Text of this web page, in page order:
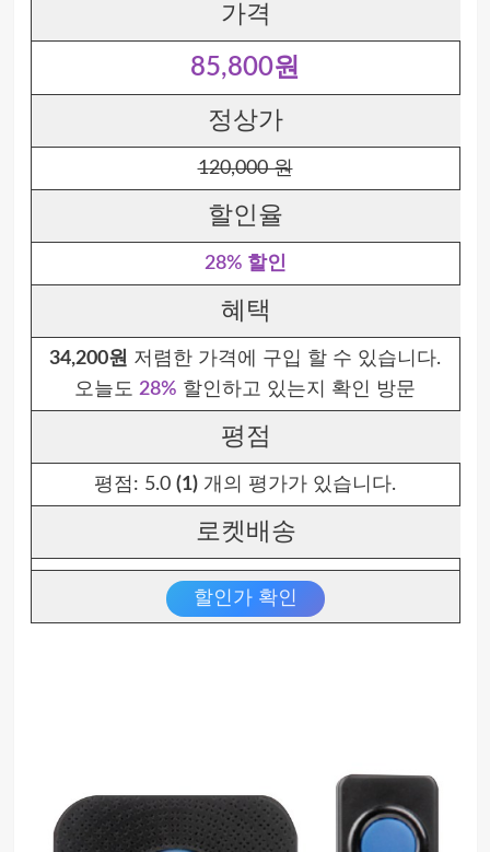
가격
85,800원
정상가
120,000 원
할인율
28% 할인
혜택
34,200원 저렴한 가격에 구입 할 수 있습니다.
오늘도 28% 할인하고 있는지 확인 방문
평점
평점: 5.0 (1) 개의 평가가 있습니다.
로켓배송
할인가 확인